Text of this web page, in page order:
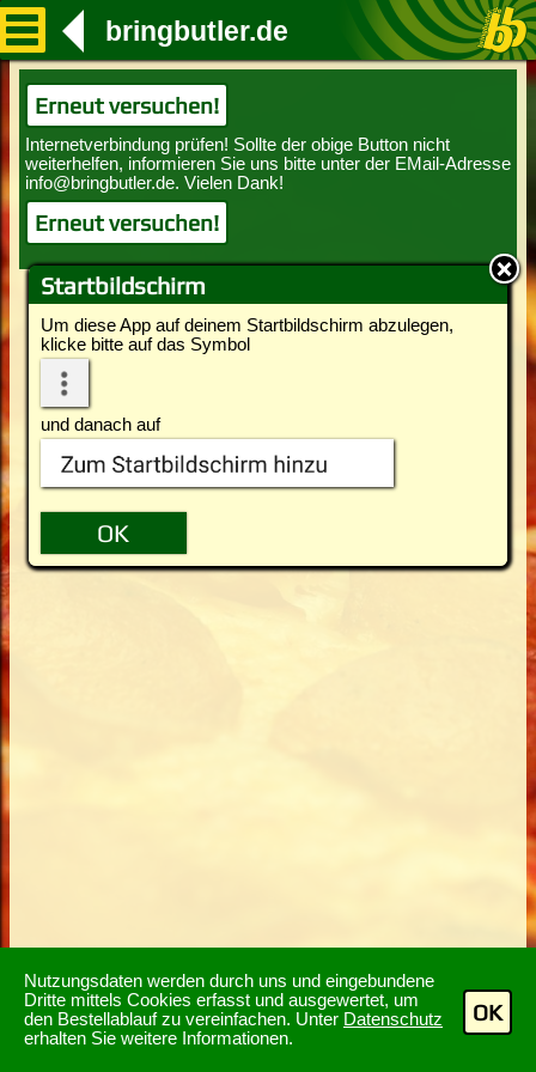
Nutzungsdaten werden durch uns und eingebundene
Dritte mittels Cookies erfasst und ausgewertet, um
den Bestellablauf zu vereinfachen. Unter Datenschutz
erhalten Sie weitere Informationen.
OK
Startbildschirm
Um diese App auf deinem Startbildschirm abzulegen,
klicke bitte auf das Symbol
und danach auf
bringbutler.de
Erneut versuchen!
Erneut versuchen!